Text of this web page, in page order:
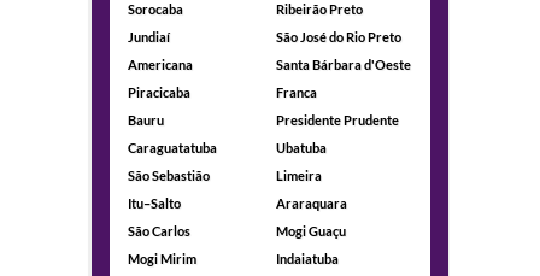
Sorocaba
Ribeirão Preto
Jundiaí
São José do Rio Preto
Americana
Santa Bárbara d'Oeste
Piracicaba
Franca
Bauru
Presidente Prudente
Caraguatatuba
Ubatuba
São Sebastião
Limeira
Itu–Salto
Araraquara
São Carlos
Mogi Guaçu
Mogi Mirim
Indaiatuba